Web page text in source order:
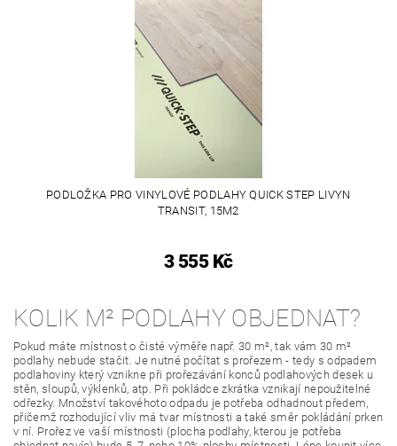
PODLOŽKA PRO VINYLOVÉ PODLAHY QUICK STEP LIVYN
TRANSIT, 15M2
3 555 Kč
KOLIK M² PODLAHY OBJEDNAT?
Pokud máte místnost o čisté výměře např. 30 m², tak vám 30 m²
podlahy nebude stačit. Je nutné počítat s prořezem - tedy s odpadem
podlahoviny který vznikne při prořezávání konců podlahových desek u
stěn, sloupů, výklenků, atp. Při pokládce zkrátka vznikají nepoužitelné
odřezky. Množství takovéhoto odpadu je potřeba odhadnout předem,
přičemž rozhodující vliv má tvar místnosti a také směr pokládání prken
v ní. Prořez ve vaší místnosti (plocha podlahy, kterou je potřeba